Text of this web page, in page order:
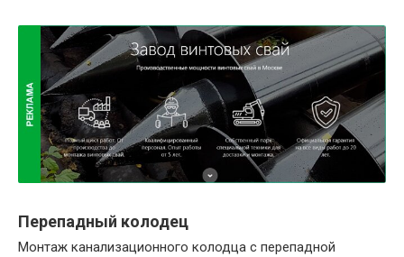
Перепадный колодец
Монтаж канализационного колодца с перепадной